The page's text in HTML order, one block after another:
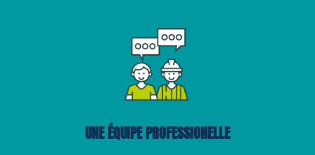
UNE ÉQUIPE PROFESSIONELLE